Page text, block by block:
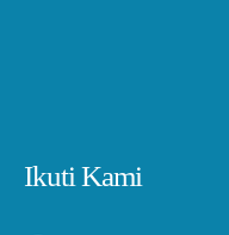
Ikuti Kami